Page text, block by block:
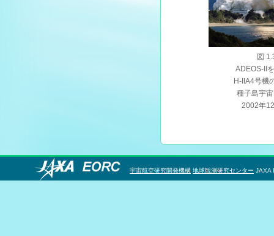
図
ADEOS-II
H-IIA4号機
種子島宇
2002年
宇宙航空研究開発機構 地球観測研究センター JAXA